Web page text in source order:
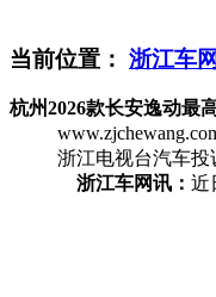
当前位置： 浙江车网
杭州2026款长安逸动最
浙江电视台汽车投
浙江车网讯： 近